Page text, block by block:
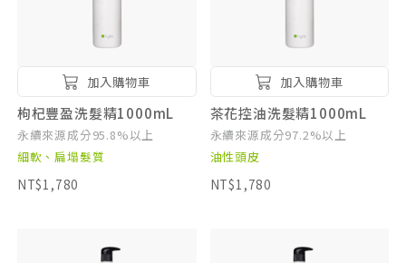
加入購物車
枸杞豐盈洗髮精1000mL
永續來源成分95.8%以上
細軟、扁塌髮質
NT$1,780
加入購物車
茶花控油洗髮精1000mL
永續來源成分97.2%以上
油性頭皮
NT$1,780